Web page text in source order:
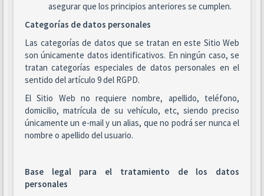
asegurar que los principios anteriores se cumplen.
Categorías de datos personales
Las categorías de datos que se tratan en este Sitio Web
son únicamente datos identificativos. En ningún caso, se
tratan categorías especiales de datos personales en el
sentido del artículo 9 del RGPD.
El Sitio Web no requiere nombre, apellido, teléfono,
domicilio, matrícula de su vehículo, etc, siendo preciso
únicamente un e-mail y un alias, que no podrá ser nunca el
nombre o apellido del usuario.
Base legal para el tratamiento de los datos
personales